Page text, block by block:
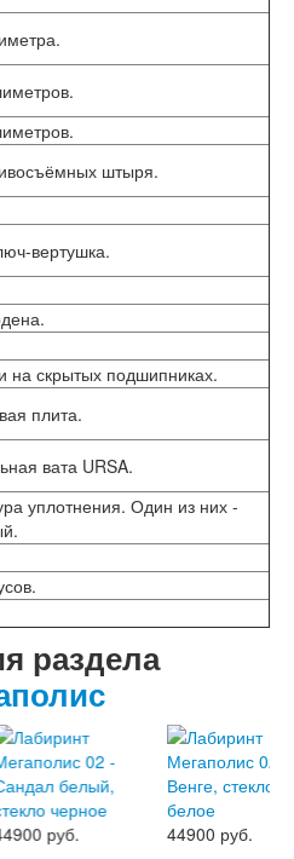
Белый
Белая
Грей
штыря.
вертушка.
на скрытых подшипниках.
плита.
вата URSA.
уплотнения. Один из них -
раздела
руб. 44900 руб.